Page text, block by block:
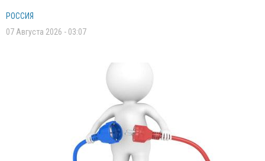
РОССИЯ
07 Августа 2026 - 03:07